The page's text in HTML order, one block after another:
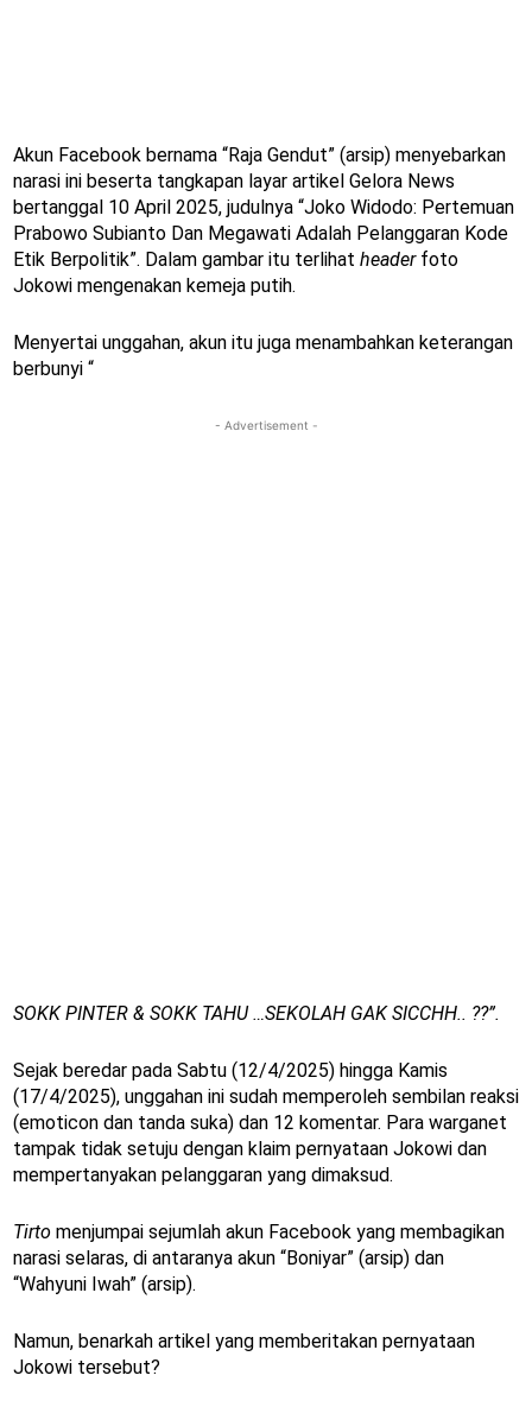
Akun Facebook bernama “Raja Gendut” (arsip) menyebarkan
narasi ini beserta tangkapan layar artikel Gelora News
bertanggal 10 April 2025, judulnya “Joko Widodo: Pertemuan
Prabowo Subianto Dan Megawati Adalah Pelanggaran Kode
Etik Berpolitik”. Dalam gambar itu terlihat header foto
Jokowi mengenakan kemeja putih.
Menyertai unggahan, akun itu juga menambahkan keterangan
berbunyi “
- Advertisement -
SOKK PINTER & SOKK TAHU …SEKOLAH GAK SICCHH.. ??”.
Sejak beredar pada Sabtu (12/4/2025) hingga Kamis
(17/4/2025), unggahan ini sudah memperoleh sembilan reaksi
(emoticon dan tanda suka) dan 12 komentar. Para warganet
tampak tidak setuju dengan klaim pernyataan Jokowi dan
mempertanyakan pelanggaran yang dimaksud.
Tirto menjumpai sejumlah akun Facebook yang membagikan
narasi selaras, di antaranya akun “Boniyar” (arsip) dan
“Wahyuni Iwah” (arsip).
Namun, benarkah artikel yang memberitakan pernyataan
Jokowi tersebut?